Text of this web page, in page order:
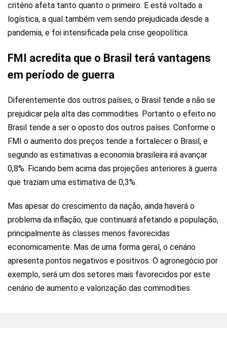
critério afeta tanto quanto o primeiro. E está voltado a
logística, a qual também vem sendo prejudicada desde a
pandemia, e foi intensificada pela crise geopolítica.
FMI acredita que o Brasil terá vantagens
em período de guerra
Diferentemente dos outros países, o Brasil tende a não se
prejudicar pela alta das commodities. Portanto o efeito no
Brasil tende a ser o oposto dos outros países. Conforme o
FMI o aumento dos preços tende a fortalecer o Brasil, e
segundo as estimativas a economia brasileira irá avançar
0,8%. Ficando bem acima das projeções anteriores à guerra
que traziam uma estimativa de 0,3%.
Mas apesar do crescimento da nação, ainda haverá o
problema da inflação, que continuará afetando a população,
principalmente às classes menos favorecidas
economicamente. Mas de uma forma geral, o cenário
apresenta pontos negativos e positivos. O agronegócio por
exemplo, será um dos setores mais favorecidos por este
cenário de aumento e valorização das commodities.